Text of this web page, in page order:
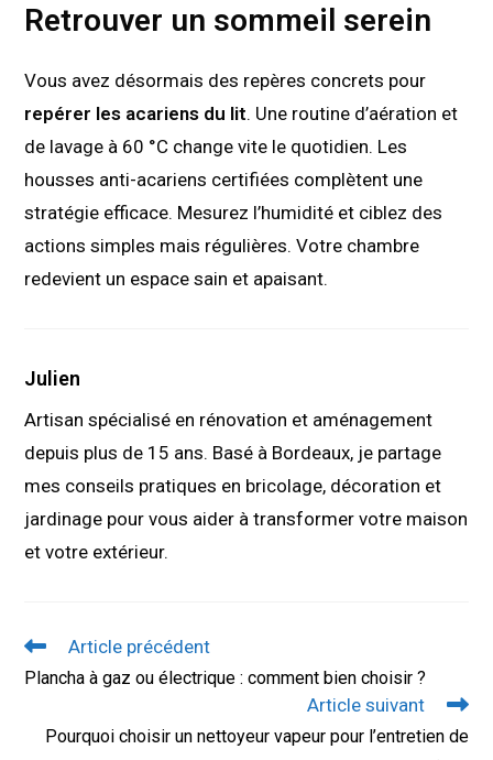
Retrouver un sommeil serein
Vous avez désormais des repères concrets pour
repérer les acariens du lit. Une routine d’aération et
de lavage à 60 °C change vite le quotidien. Les
housses anti-acariens certifiées complètent une
stratégie efficace. Mesurez l’humidité et ciblez des
actions simples mais régulières. Votre chambre
redevient un espace sain et apaisant.
Julien
Artisan spécialisé en rénovation et aménagement
depuis plus de 15 ans. Basé à Bordeaux, je partage
mes conseils pratiques en bricolage, décoration et
jardinage pour vous aider à transformer votre maison
et votre extérieur.
Read
articles
Article précédent
Plancha à gaz ou électrique : comment bien choisir ?
Article suivant
Pourquoi choisir un nettoyeur vapeur pour l’entretien de